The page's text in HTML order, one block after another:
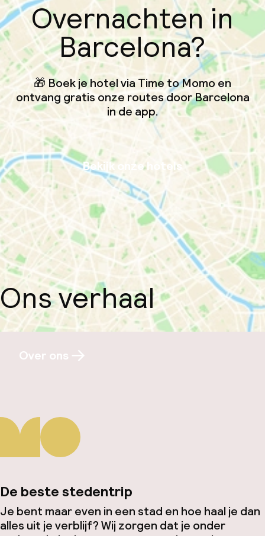
Overnachten in
Barcelona?
🎁 Boek je hotel via Time to Momo en
ontvang gratis onze routes door Barcelona
in de app.
Bekijk onze hotels
Ons verhaal
Over ons
De beste stedentrip
Je bent maar even in een stad en hoe haal je dan
alles uit je verblijf? Wij zorgen dat je onder